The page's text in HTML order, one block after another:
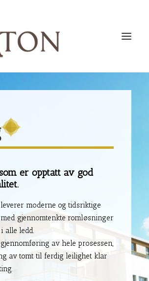
er opptatt av god
moderne og tidsriktige
gjennomtenkte romløsninger
alle ledd.
av hele prosessen,
av tomt til ferdig leilighet klar